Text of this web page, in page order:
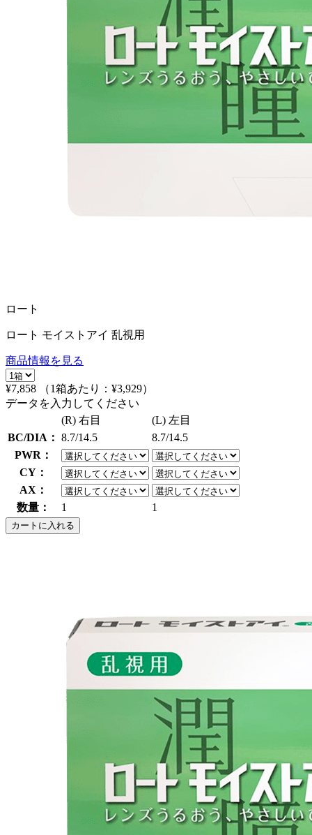
ロート
ロート モイストアイ 乱視用
商品情報を見る
¥7,858 （1箱あたり： ¥3,929）
データを入力してください
(R) 右目
(L) 左目
BC/DIA： 8.7/14.5
8.7/14.5
PWR：
CY：
AX：
数量：
1 1
カートに入れる